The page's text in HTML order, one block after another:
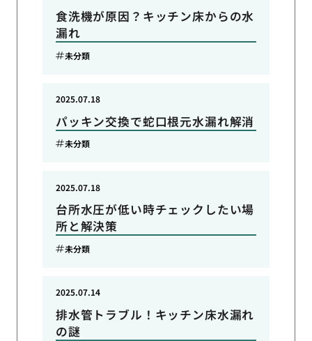
食洗機が原因？キッチン床からの水
漏れ
未分類
パッキン交換で蛇口根元水漏れ解消
2025.07.18
未分類
台所水圧が低い時チェックしたい場
所と解決策
2025.07.18
未分類
排水管トラブル！キッチン床水漏れ
の謎
2025.07.14